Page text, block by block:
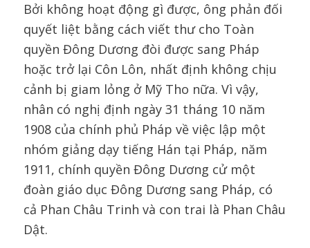
Bởi không hoạt động gì được, ông phản đối
quyết liệt bằng cách viết thư cho Toàn
quyền Đông Dương đòi được sang Pháp
hoặc trở lại Côn Lôn, nhất định không chịu
cảnh bị giam lỏng ở Mỹ Tho nữa. Vì vậy,
nhân có nghị định ngày 31 tháng 10 năm
1908 của chính phủ Pháp về việc lập một
nhóm giảng dạy tiếng Hán tại Pháp, năm
1911, chính quyền Đông Dương cử một
đoàn giáo dục Đông Dương sang Pháp, có
cả Phan Châu Trinh và con trai là Phan Châu
Dật.